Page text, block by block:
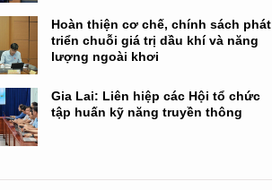
Hoàn thiện cơ chế, chính sách phát
triển chuỗi giá trị dầu khí và năng
lượng ngoài khơi
Gia Lai: Liên hiệp các Hội tổ chức
tập huấn kỹ năng truyền thông